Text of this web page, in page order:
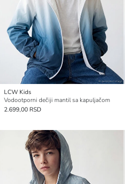
LCW Kids
Vodootporni dečiji mantil sa kapuljačom
2.699,00 RSD